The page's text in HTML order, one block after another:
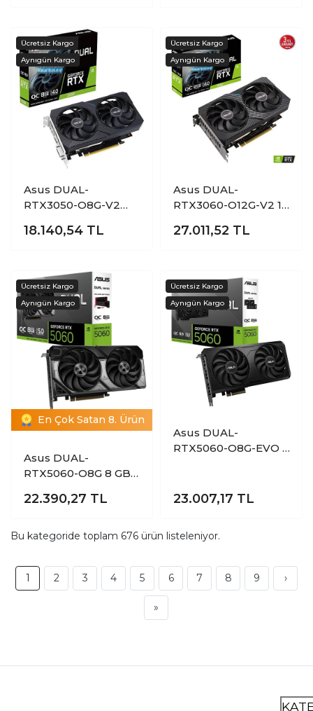
Asus DUAL-
RTX3050-O8G-V2
RTX 3050 V2 OC
18.140,54 TL
Asus DUAL-
RTX3060-O12G-V2 12
RTX 3060 V2 OC
27.011,52 TL
En Çok Satan 8. Ürün
Asus DUAL-
RTX5060-O8G 8 GB
5060 OC DLSS3
Kartı
22.390,27 TL
Asus DUAL-
RTX5060-O8G-EVO 8
NVIDIA Ekran Kartı
23.007,17 TL
Bu kategoride toplam 676 ürün listeleniyor.
1 2 3 4 5 6 7 8 9 ›
»